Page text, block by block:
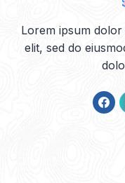
Lorem ipsum
elit, sed do